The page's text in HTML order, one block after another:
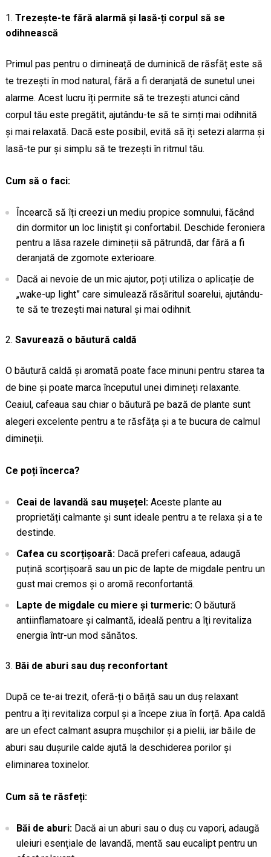
Trezește-te fără alarmă și lasă-ți corpul să se
odihnească
Primul pas pentru o dimineață de duminică de răsfăț este să
te trezești în mod natural, fără a fi deranjată de sunetul unei
alarme. Acest lucru îți permite să te trezești atunci când
corpul tău este pregătit, ajutându-te să te simți mai odihnită
și mai relaxată. Dacă este posibil, evită să îți setezi alarma și
lasă-te pur și simplu să te trezești în ritmul tău.
Cum să o faci:
Încearcă să îți creezi un mediu propice somnului, făcând
din dormitor un loc liniștit și confortabil. Deschide feroniera
pentru a lăsa razele dimineții să pătrundă, dar fără a fi
deranjată de zgomote exterioare.
Dacă ai nevoie de un mic ajutor, poți utiliza o aplicație de
„wake-up light” care simulează răsăritul soarelui, ajutându-
te să te trezești mai natural și mai odihnit.
Savurează o băutură caldă
O băutură caldă și aromată poate face minuni pentru starea ta
de bine și poate marca începutul unei dimineți relaxante.
Ceaiul, cafeaua sau chiar o băutură pe bază de plante sunt
alegeri excelente pentru a te răsfăța și a te bucura de calmul
dimineții.
Ce poți încerca?
Ceai de lavandă sau mușețel:Aceste plante au
proprietăți calmante și sunt ideale pentru a te relaxa și a te
destinde.
Cafea cu scorțișoară:Dacă preferi cafeaua, adaugă
puțină scorțișoară sau un pic de lapte de migdale pentru un
gust mai cremos și o aromă reconfortantă.
Lapte de migdale cu miere și turmeric:O băutură
antiinflamatoare și calmantă, ideală pentru a îți revitaliza
energia într-un mod sănătos.
Băi de aburi sau duș reconfortant
După ce te-ai trezit, oferă-ți o băiță sau un duș relaxant
pentru a îți revitaliza corpul și a începe ziua în forță. Apa caldă
are un efect calmant asupra mușchilor și a pielii, iar băile de
aburi sau dușurile calde ajută la deschiderea porilor și
eliminarea toxinelor.
Cum să te răsfeți:
Băi de aburi:Dacă ai un aburi sau o duș cu vapori, adaugă
uleiuri esențiale de lavandă, mentă sau eucalipt pentru un